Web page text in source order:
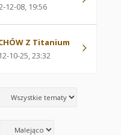
12-08, 19:56
Z Titanium
10-25, 23:32